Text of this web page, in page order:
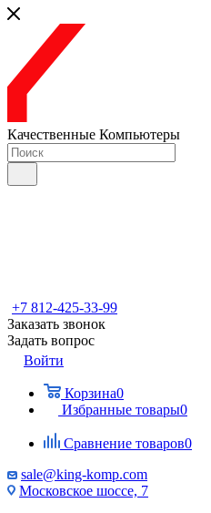
Качественные Компьютеры
+7 812-425-33-99
Заказать звонок
Задать вопрос
Войти
Корзина0
Избранные товары0
Сравнение товаров0
sale@king-komp.com
Московское шоссе, 7